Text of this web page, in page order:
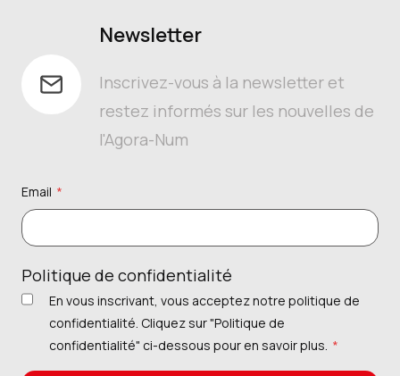
Newsletter
Inscrivez-vous à la newsletter et
restez informés sur les nouvelles de
l'Agora-Num
Email *
Politique de confidentialité
En vous inscrivant, vous acceptez notre politique de
confidentialité. Cliquez sur "Politique de
confidentialité" ci-dessous pour en savoir plus. *